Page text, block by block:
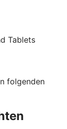
Tablets
folgenden